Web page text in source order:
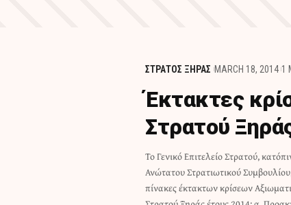
ΣΤΡΑΤΟΣ ΞΗΡΑΣ MARCH 18, 2014 1
Έκτακτες
Στρατού
Το Γενικό Επιτελείο Στρατού,
Ανώτατου Στρατιωτικού
πίνακες έκτακτων κρίσεων
Σωμάτων: (1) Τεχνικού
Εμμανουήλ(2) Υλικού Πολέμου
Κωνσταντίνου(3) Υλικού Πολέμου